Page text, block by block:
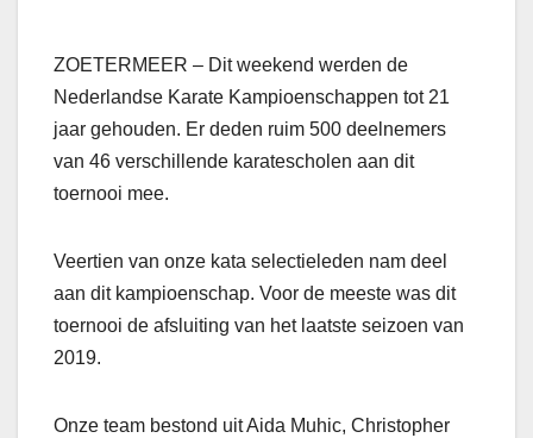
ZOETERMEER – Dit weekend werden de
Nederlandse Karate Kampioenschappen tot 21
jaar gehouden. Er deden ruim 500 deelnemers
van 46 verschillende karatescholen aan dit
toernooi mee.
Veertien van onze kata selectieleden nam deel
aan dit kampioenschap. Voor de meeste was dit
toernooi de afsluiting van het laatste seizoen van
2019.
Onze team bestond uit Aida Muhic, Christopher